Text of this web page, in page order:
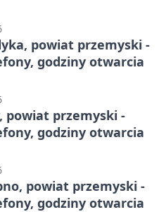
powiat przemyski -
godziny otwarcia
powiat przemyski -
godziny otwarcia
powiat przemyski -
godziny otwarcia